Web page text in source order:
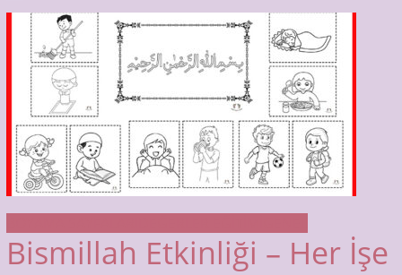
Bismillah Etkinliği – Her İşe